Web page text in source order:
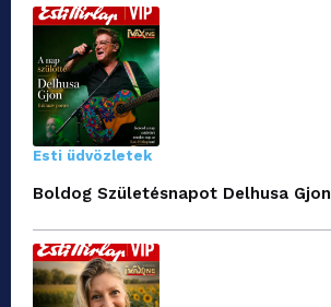
Esti üdvözletek
Boldog Születésnapot Delhusa Gjon